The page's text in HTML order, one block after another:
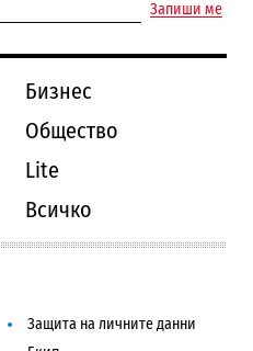
Запиши ме
Бизнес
Общество
Lite
Всичко
Защита на личните данни